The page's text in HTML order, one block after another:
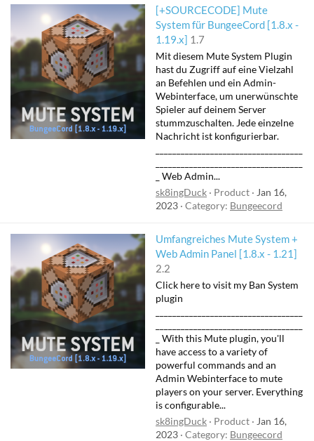
[+SOURCECODE] Mute
System für BungeeCord [1.8.x -
1.19.x] 1.7
Mit diesem Mute System Plugin
hast du Zugriff auf eine Vielzahl
an Befehlen und ein Admin-
Webinterface, um unerwünschte
Spieler auf deinem Server
stummzuschalten. Jede einzelne
Nachricht ist konfigurierbar.
_ Web Admin...
sk8ingDuck
Product
Jan 16,
2023 Category: Bungeecord
Umfangreiches Mute System +
Web Admin Panel [1.8.x - 1.21]
2.2
Click here to visit my Ban System
plugin
_ With this Mute plugin, you'll
have access to a variety of
powerful commands and an
Admin Webinterface to mute
players on your server. Everything
is configurable...
sk8ingDuck
Product
Jan 16,
2023 Category: Bungeecord